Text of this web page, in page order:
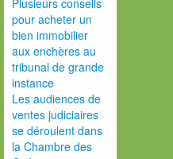
Plusieurs conseils
pour acheter un
bien immobilier
aux enchères au
tribunal de grande
instance
Les audiences de
ventes judiciaires
se déroulent dans
la Chambre des